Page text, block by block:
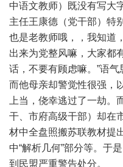
中语文教师）既没有写大
主任王康德（党干部）特
也是老教师哦，，我知道
出来为党整风嘛，大家都
话，不要有顾虑嘛。”语气
而他母亲却警觉性很强，
上当，侥幸逃过了一劫。
干、市府高级干部）却在
材中全盘照搬苏联教材提
中“解析几何”部分等。于
到民盟严重警告处分。